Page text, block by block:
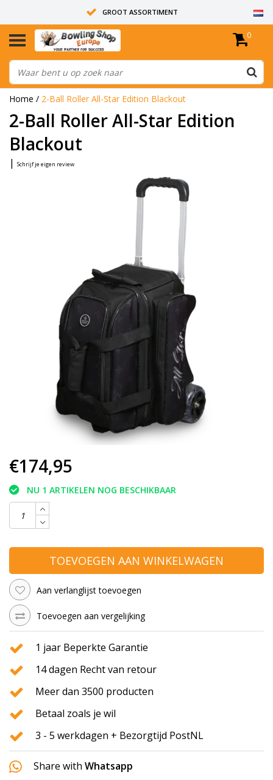
GROOT ASSORTIMENT
14 DAGEN RETOUR RECHT
ALLE BOWLINGBALLEN ZIJN ONGEBOORD
0
Home / 2-Ball Roller All-Star Edition Blackout
2-Ball Roller All-Star Edition
Blackout
| Schrijf je eigen review
€174,95
NU 1 ARTIKELEN NOG BESCHIKBAAR
TOEVOEGEN AAN WINKELWAGEN
Aan verlanglijst toevoegen
Toevoegen aan vergelijking
1 jaar Beperkte Garantie
14 dagen Recht van retour
Meer dan 3500 producten
Betaal zoals je wil
3 - 5 werkdagen + Bezorgtijd PostNL
Share with Whatsapp